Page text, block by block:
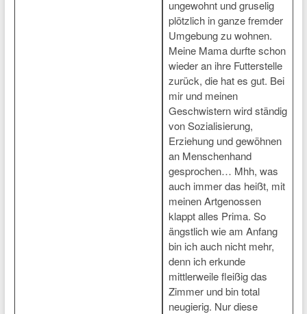
ungewohnt und gruselig
plötzlich in ganze fremder
Umgebung zu wohnen.
Meine Mama durfte schon
wieder an ihre Futterstelle
zurück, die hat es gut. Bei
mir und meinen
Geschwistern wird ständig
von Sozialisierung,
Erziehung und gewöhnen
an Menschenhand
gesprochen… Mhh, was
auch immer das heißt, mit
meinen Artgenossen
klappt alles Prima. So
ängstlich wie am Anfang
bin ich auch nicht mehr,
denn ich erkunde
mittlerweile fleißig das
Zimmer und bin total
neugierig. Nur diese